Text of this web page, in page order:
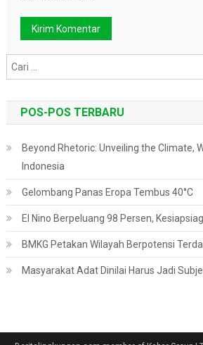
POS-POS TERBARU
Beyond Rhetoric: Unveiling the Climate,
Indonesia
Gelombang Panas Eropa Tembus 40°C
El Nino Berpeluang 98 Persen,
BMKG Petakan Wilayah Berpotensi
Masyarakat Adat Dinilai Harus Jadi